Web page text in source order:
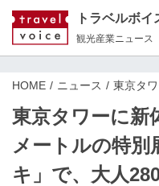
トラベルボイ
観光産業ニュース
HOME ニュース 東京タ
東京タワーに新
メートルの特別
キ」で、大人